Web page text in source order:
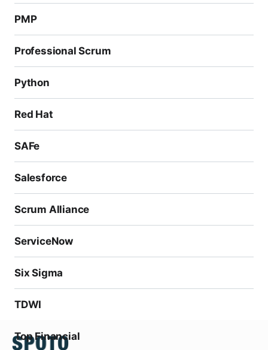
PMP
Professional Scrum
Python
Red Hat
SAFe
Salesforce
Scrum Alliance
ServiceNow
Six Sigma
TDWI
Top Financial